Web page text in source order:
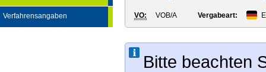
Verfahrensangaben VO: VOB/A Vergabeart:
Bitte beachten